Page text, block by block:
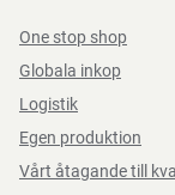
Bredd
Instruktioner
Sorterad som
One stop shop
Globala inkop
Logistik
Egen produktion
Vårt åtagande till